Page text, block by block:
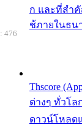
ก และที่สำ
ช้ภายในธน
Thscore
ต่างๆ ทั่วโล
ดาวน์โหลด
476